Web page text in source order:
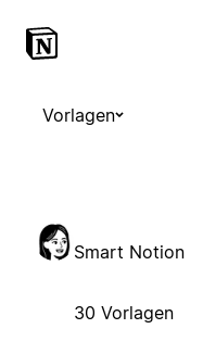
Vorlagen
Smart Notion
30 Vorlagen